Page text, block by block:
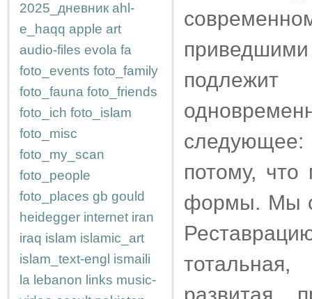
2025_дневник ahl-
e_haqq apple art
audio-files evola fa
foto_events foto_family
foto_fauna foto_friends
foto_ich foto_islam
foto_misc
foto_my_scan
foto_people
foto_places gb gould
heidegger internet iran
iraq islam islamic_art
islam_text-engl ismaili
la lebanon links music-
потому,
формы. Мы